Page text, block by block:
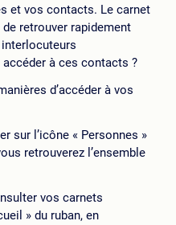
et vos contacts. Le carnet
retrouver rapidement
à ces contacts ?
d’accéder à vos
sur l’icône « Personnes »
retrouverez l’ensemble
vos carnets
» du ruban, en